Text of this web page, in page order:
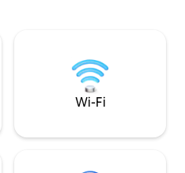
Ótica 100 Megas.
conjunto de
climatizados.
Wi-Fi